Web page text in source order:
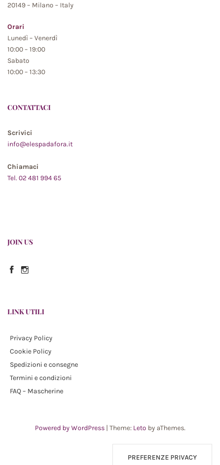
20149 – Milano – Italy
Orari
Lunedì – Venerdì
10:00 – 19:00
Sabato
10:00 – 13:30
CONTATTACI
Scrivici
info@elespadafora.it
Chiamaci
Tel. 02 481 994 65
JOIN US
Facebook
Instagram
LINK UTILI
Privacy Policy
Cookie Policy
Spedizioni e consegne
Termini e condizioni
FAQ – Mascherine
Powered by WordPress | Theme: Leto by aThemes.